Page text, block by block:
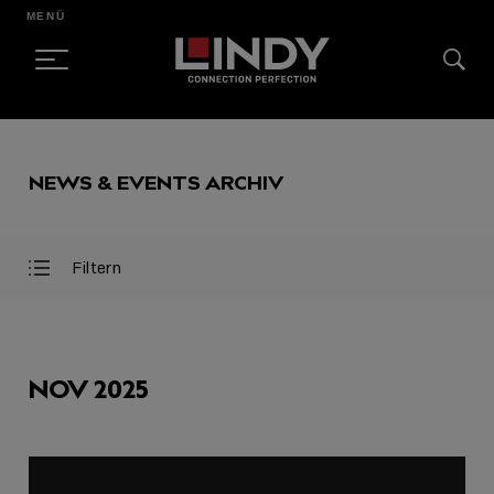
CONTENT
MENÜ
NEWS & EVENTS ARCHIV
Filter
Filter
Filtern
AUSGEWÄHLT
NOV 2025